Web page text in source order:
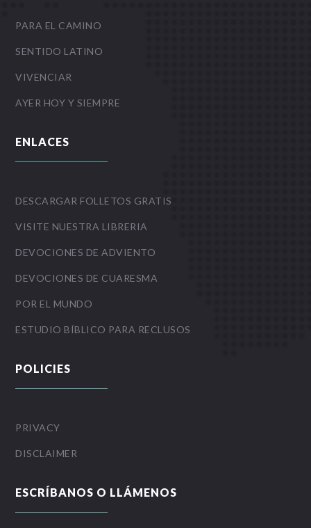
PARA EL CAMINO
SENTIDO LATINO
VIVENCIAR
AYER HOY Y SIEMPRE
ENLACES
DESCARGAR FOLLETOS GRATIS
VISITE NUESTRA LIBRERIA
DEVOCIONES DE ADVIENTO
DEVOCIONES DE CUARESMA
POR EL MUNDO
ESTUDIO BÍBLICO PARA RECLUSOS
POLICIES
PRIVACY
DISCLAIMER
ESCRÍBANOS O LLÁMENOS